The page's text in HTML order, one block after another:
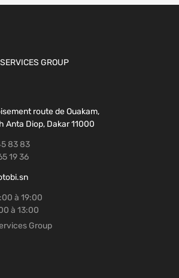
GROUP
route de Ouakam,
Anta Diop, Dakar 11000
83 83
19 36
à 19:00
à 13:00
Group